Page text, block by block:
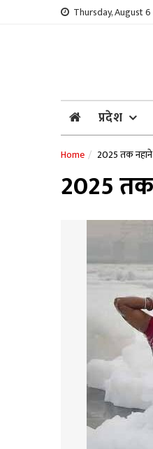
Thursday, August 6
प्रदेश
Home 2025 तक नहाने
2025